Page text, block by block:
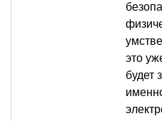
это
будет